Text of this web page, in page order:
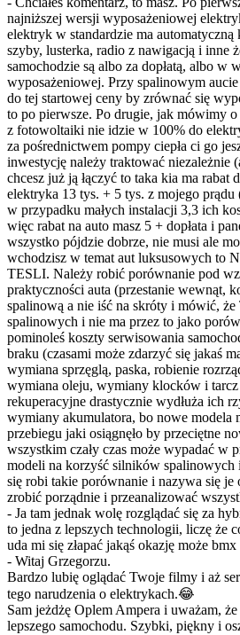
najniższej wersji wyposażeniowej
elektryk w standardzie ma
szyby, lusterka, radio z nawigacją i inne
samochodzie są albo za dopłatą, albo w
wyposażeniowej. Przy spalinowym aucie
do tej startowej ceny by zrównać się
to po pierwsze. Po drugie, jak mówimy
z fotowoltaiki nie idzie w 100% do
za pośrednictwem pompy ciepła ci go
inwestycję należy traktować niezależnie
chcesz już ją łączyć to taka kia ma rabat
elektryka 13 tys. + 5 tys. z mojego prądu
w przypadku małych instalacji 3,3 ich
więc rabat na auto masz 5 + dopłata i
wszystko pójdzie dobrze, nie musi ale
wchodzisz w temat aut luksusowych to
TESLI. Należy robić porównanie pod
praktyczności auta (przestanie wewnąt,
spalinową a nie iść na skróty i mówić, że
spalinowych i nie ma przez to jako
pominoleś koszty serwisowania
braku (czasami może zdarzyć się jakaś
wymiana sprzęglą, paska, robienie
wymiana oleju, wymiany klocków i
rekuperacyjne drastycznie wydłuża ich
wymiany akumulatora, bo nowe modela
przebiegu jaki osiągnęło by przeciętne
wszystkim czały czas może wypadać w
modeli na korzyść silników spalinowych
się robi takie porównanie i nazywa się
zrobić porządnie i przeanalizować
- Ja tam jednak wolę rozglądać się za
to jedna z lepszych technologii, liczę że
uda mi się złapać jakąś okazję może
- Witaj Grzegorzu.
Bardzo lubię oglądać Twoje filmy i aż
tego narudzenia o elektrykach.😂
Sam jeżdżę Oplem Ampera i uważam,
lepszego samochodu. Szybki, piękny i